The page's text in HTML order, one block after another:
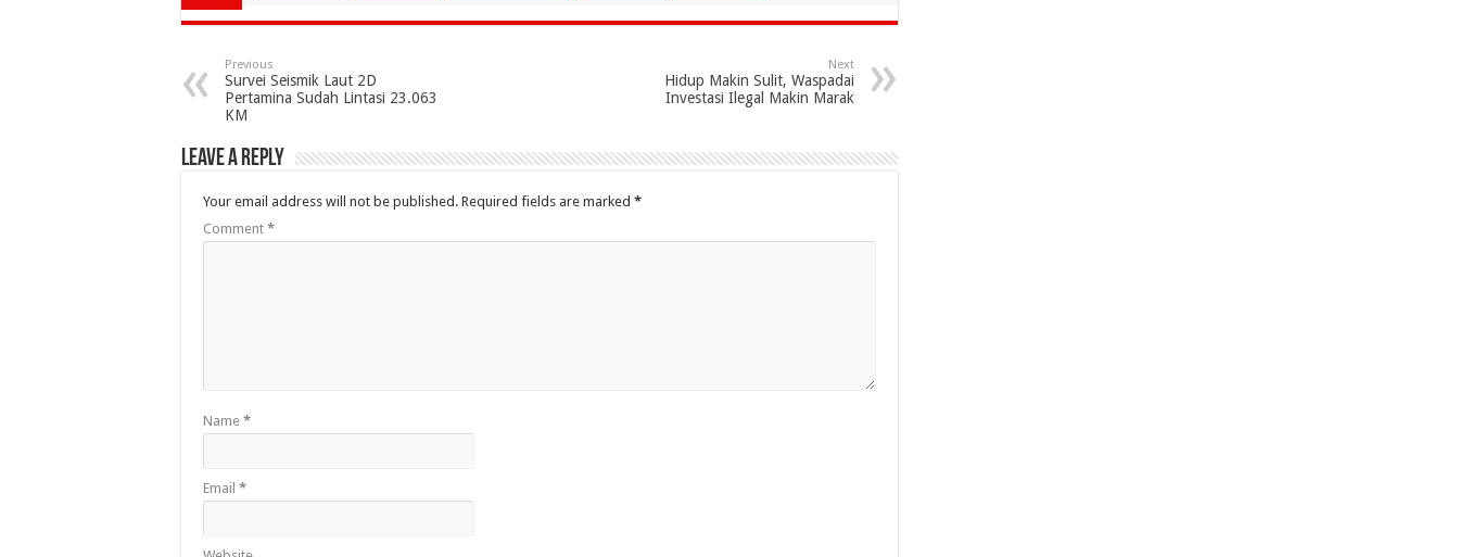
Previous
Survei Seismik Laut 2D
Pertamina Sudah Lintasi 23.063
KM
Next
Hidup Makin Sulit, Waspadai
Investasi Ilegal Makin Marak
Leave a Reply
Your email address will not be published. Required fields are marked *
Comment *
Name *
Email *